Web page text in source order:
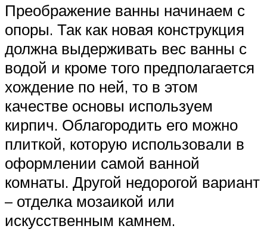
Преображение ванны начинаем с
опоры. Так как новая конструкция
должна выдерживать вес ванны с
водой и кроме того предполагается
хождение по ней, то в этом
качестве основы используем
кирпич. Облагородить его можно
плиткой, которую использовали в
оформлении самой ванной
комнаты. Другой недорогой вариант
– отделка мозаикой или
искусственным камнем.